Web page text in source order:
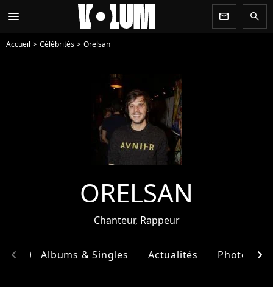
menu newsletter search
Accueil Célébrités Orelsan
ORELSAN
Chanteur, Rappeur
Albums & Singles Actualités Photos
chevron_left chevron_right